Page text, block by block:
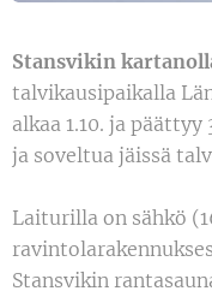
Stansvikin
talvikausipaikalla
alkaa 1.10. ja
ja soveltua jäissä
Laiturilla on sähkö
Stansvikin